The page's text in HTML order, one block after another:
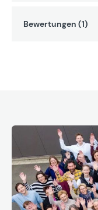
Bewertungen (1)